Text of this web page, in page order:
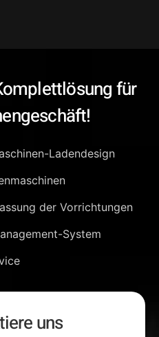
für
Ladendesign
der Vorrichtungen
System
uns